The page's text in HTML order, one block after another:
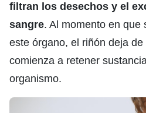
filtran los desechos y el
sangre. Al momento en que
este órgano, el riñón deja
comienza a retener
organismo.